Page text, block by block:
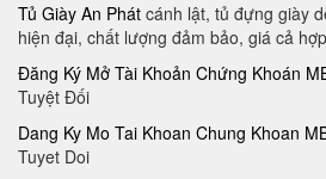
Tủ Giày An Phát cánh lật, tủ đựng giày
hiện đại, chất lượng đảm bảo, giá cả
Đăng Ký Mở Tài Khoản Chứng Khoán
Tuyệt Đối
Dang Ky Mo Tai Khoan Chung Khoan
Tuyet Doi